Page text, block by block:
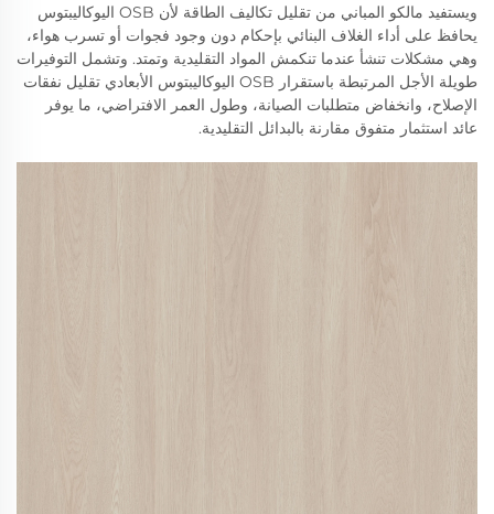
ويستفيد مالكو المباني من تقليل تكاليف الطاقة لأن OSB اليوكاليبتوس
يحافظ على أداء الغلاف البنائي بإحكام دون وجود فجوات أو تسرب هواء،
وهي مشكلات تنشأ عندما تنكمش المواد التقليدية وتمتد. وتشمل التوفيرات
طويلة الأجل المرتبطة باستقرار OSB اليوكاليبتوس الأبعادي تقليل نفقات
الإصلاح، وانخفاض متطلبات الصيانة، وطول العمر الافتراضي، ما يوفر
عائد استثمار متفوق مقارنة بالبدائل التقليدية.